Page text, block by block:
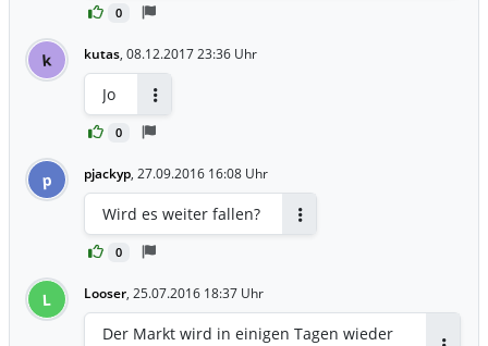
0
k kutas, 08.12.2017 23:36 Uhr
0
Jo
p pjackyp, 27.09.2016 16:08 Uhr
0
Wird es weiter fallen?
L Looser, 25.07.2016 18:37 Uhr
Der Markt wird in einigen Tagen wieder